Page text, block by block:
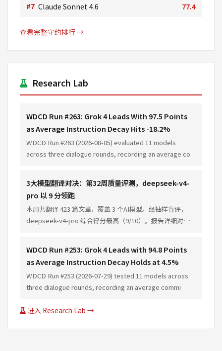
#7 Claude Sonnet 4.6 77.4
查看完整守约排行 →
Research Lab
WDCD Run #263: Grok 4 Leads With 97.5 Points
as Average Instruction Decay Hits -18.2%
WDCD Run #263 (2026-08-05) evaluated 11 models
across three dialogue rounds, recording an average co
3大模型翻译对决：第32周质量评测，deepseek-v4-
pro 以 9 分领跑
本周共翻译 423 篇文章，覆盖 3 个AI模型。经抽样盲评，
deepseek-v4-pro 综合得分最高（9/10）。报告详细对比
WDCD Run #253: Grok 4 Leads with 94.8 Points
as Average Instruction Decay Holds at 4.5%
WDCD Run #253 (2026-07-29) tested 11 models across
three dialogue rounds, recording an average commi
进入 Research Lab →